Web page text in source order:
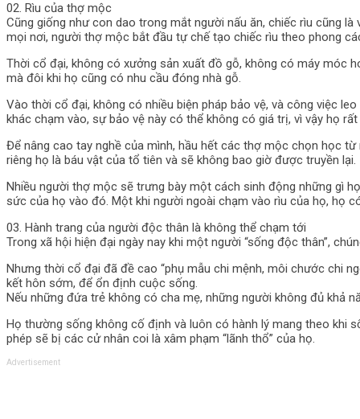
02. Rìu của thợ mộc
Cũng giống như con dao trong mắt người nấu ăn, chiếc rìu cũng
mọi nơi, người thợ mộc bắt đầu tự chế tạo chiếc rìu theo phong
Thời cổ đại, không có xưởng sản xuất đồ gỗ, không có máy móc
mà đôi khi họ cũng có nhu cầu đóng nhà gỗ.
Vào thời cổ đại, không có nhiều biện pháp bảo vệ, và công việc
khác chạm vào, sự bảo vệ này có thể không có giá trị, vì vậy họ
Để nâng cao tay nghề của mình, hầu hết các thợ mộc chọn học
riêng họ là báu vật của tổ tiên và sẽ không bao giờ được truyền lại.
Nhiều người thợ mộc sẽ trưng bày một cách sinh động những gì
sức của họ vào đó. Một khi người ngoài chạm vào rìu của họ, họ
03. Hành trang của người độc thân là không thể chạm tới
Trong xã hội hiện đại ngày nay khi một người “sống độc thân”,
Nhưng thời cổ đại đã đề cao “phụ mẫu chi mệnh, môi chước chi
kết hôn sớm, để ổn định cuộc sống.
Nếu những đứa trẻ không có cha mẹ, những người không đủ khả
Họ thường sống không cố định và luôn có hành lý mang theo khi
phép sẽ bị các cử nhân coi là xâm phạm “lãnh thổ” của họ.
Advertisement